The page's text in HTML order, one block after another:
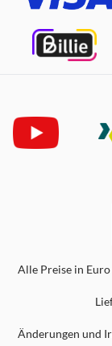
Alle Preise in
Änderungen und